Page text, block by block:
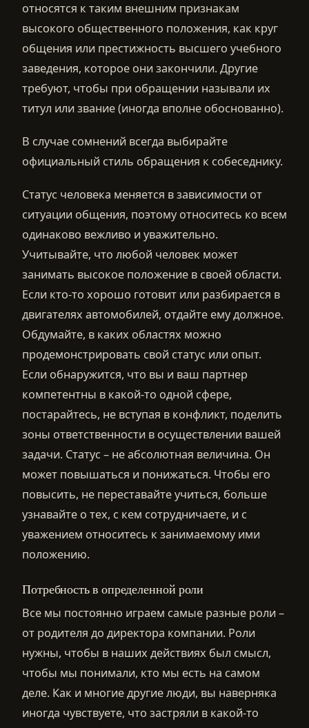
относятся к таким внешним признакам
высокого общественного положения, как круг
общения или престижность высшего учебного
заведения, которое они закончили. Другие
требуют, чтобы при обращении называли их
титул или звание (иногда вполне обоснованно).
В случае сомнений всегда выбирайте
официальный стиль обращения к собеседнику.
Статус человека меняется в зависимости от
ситуации общения, поэтому относитесь ко всем
одинаково вежливо и уважительно.
Учитывайте, что любой человек может
занимать высокое положение в своей области.
Если кто-то хорошо готовит или разбирается в
двигателях автомобилей, отдайте ему должное.
Обдумайте, в каких областях можно
продемонстрировать свой статус или опыт.
Если обнаружится, что вы и ваш партнер
компетентны в какой-то одной сфере,
постарайтесь, не вступая в конфликт, поделить
зоны ответственности в осуществлении вашей
задачи. Статус – не абсолютная величина. Он
может повышаться и понижаться. Чтобы его
повысить, не переставайте учиться, больше
узнавайте о тех, с кем сотрудничаете, и с
уважением относитесь к занимаемому ими
положению.
Потребность в определенной роли
Все мы постоянно играем самые разные роли –
от родителя до директора компании. Роли
нужны, чтобы в наших действиях был смысл,
чтобы мы понимали, кто мы есть на самом
деле. Как и многие другие люди, вы наверняка
иногда чувствуете, что застряли в какой-то